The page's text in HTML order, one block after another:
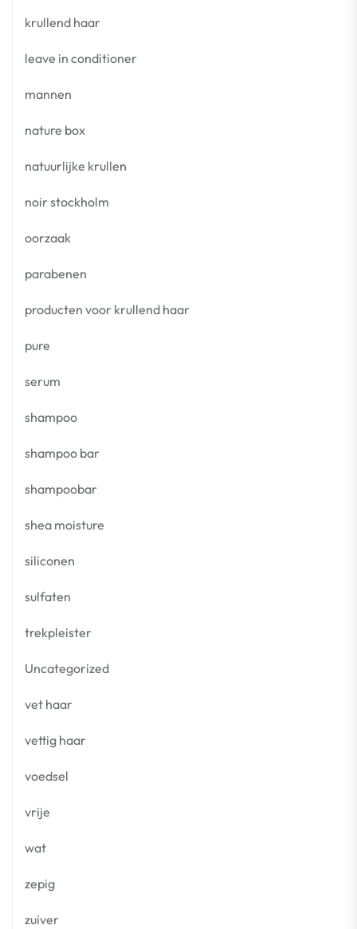
krullend haar
leave in conditioner
mannen
nature box
natuurlijke krullen
noir stockholm
oorzaak
parabenen
producten voor krullend haar
pure
serum
shampoo
shampoo bar
shampoobar
shea moisture
siliconen
sulfaten
trekpleister
Uncategorized
vet haar
vettig haar
voedsel
vrije
wat
zepig
zuiver